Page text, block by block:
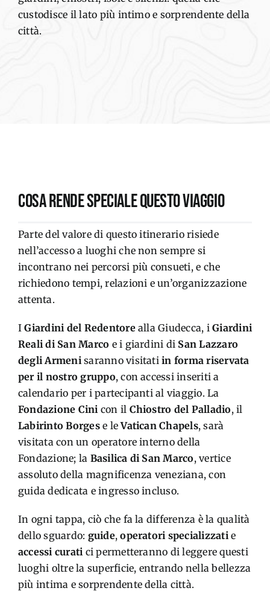
custodisce il lato più intimo e sorprendente della
città.
COSA RENDE SPECIALE QUESTO VIAGGIO
Parte del valore di questo itinerario risiede
nell’accesso a luoghi che non sempre si
incontrano nei percorsi più consueti, e che
richiedono tempi, relazioni e un’organizzazione
attenta.
IGiardini del Redentore alla Giudecca, iGiardini
Reali di San Marco e i giardini di San Lazzaro
degli Armeni saranno visitatiin forma riservata
per il nostro gruppo, con accessi inseriti a
calendario per i partecipanti al viaggio. La
Fondazione Cini con il Chiostro del Palladio, il
Labirinto Borgese leVatican Chapels, sarà
visitata con un operatore interno della
Fondazione; la Basilica di San Marco, vertice
assoluto della magnificenza veneziana, con
guida dedicata e ingresso incluso.
In ogni tappa, ciò che fa la differenza è la qualità
dello sguardo: guide,operatori specializzati e
accessi curati ci permetteranno di leggere questi
luoghi oltre la superficie, entrando nella bellezza
più intima e sorprendente della città.